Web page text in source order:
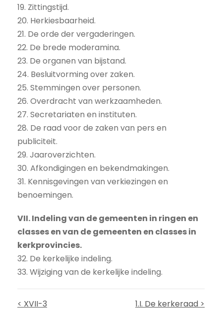
19. Zittingstijd.
20. Herkiesbaarheid.
21. De orde der vergaderingen.
22. De brede moderamina.
23. De organen van bijstand.
24. Besluitvorming over zaken.
25. Stemmingen over personen.
26. Overdracht van werkzaamheden.
27. Secretariaten en instituten.
28. De raad voor de zaken van pers en
publiciteit.
29. Jaaroverzichten.
30. Afkondigingen en bekendmakingen.
31. Kennisgevingen van verkiezingen en
benoemingen.
VII. Indeling van de gemeenten in ringen en
classes en van de gemeenten en classes in
kerkprovincies.
32. De kerkelijke indeling.
33. Wijziging van de kerkelijke indeling.
< XVII-3 1.I. De kerkeraad >